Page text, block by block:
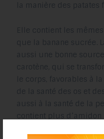
la manière des patates
Elle contient les
que la banane sucrée.
aussi une bonne
carotène, qui se
le corps, favorables à
de la santé des os et
aussi à la santé de la
contient plus d’amidon